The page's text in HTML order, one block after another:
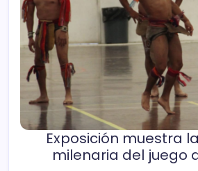
Exposición muestra
milenaria del juego